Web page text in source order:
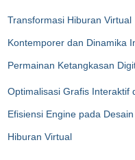
Transformasi Hiburan Virtual
Kontemporer dan Dinamika
Permainan Ketangkasan
Optimalisasi Grafis Interaktif
Efisiensi Engine pada
Hiburan Virtual